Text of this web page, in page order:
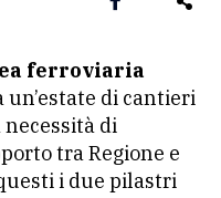
ferroviaria
un’estate di cantieri
necessità di
tra Regione e
i due pilastri